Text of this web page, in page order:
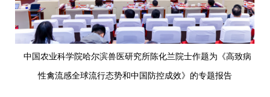
中国农业科学院哈尔滨兽医研究所陈化兰院士作题为《高致病
性禽流感全球流行态势和中国防控成效》的专题报告